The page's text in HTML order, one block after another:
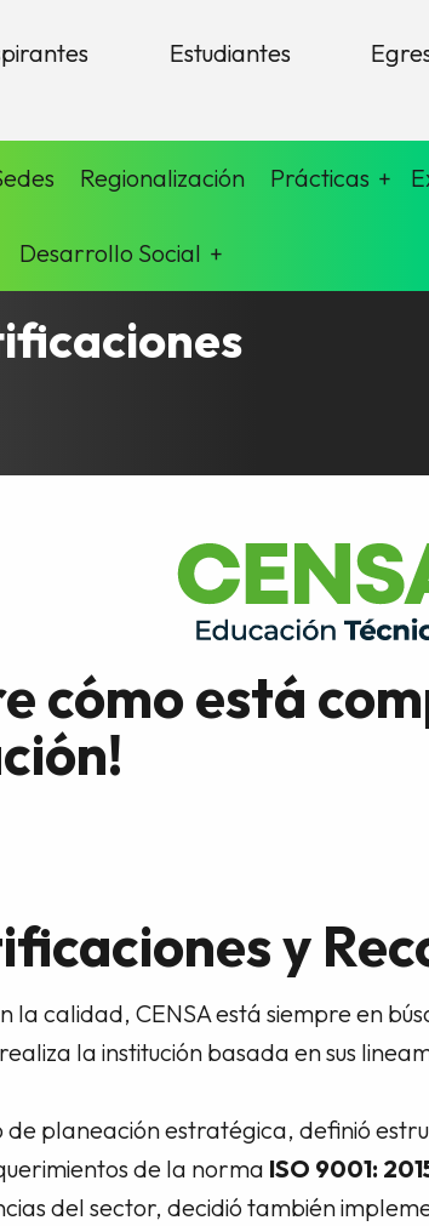
Estudiantes
Regionalización Prácticas
Desarrollo Social
cómo está
y
la calidad, CENSA está siempre en
la institución basada en sus
de planeación estratégica, definió
de la norma ISO 9001:
del sector, decidió también